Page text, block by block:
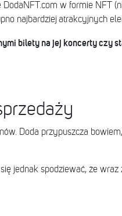
w formie NFT
najbardziej atrakcyjnych
bilety na jej koncerty czy
Doda przypuszcza bowiem,
jednak spodziewać, że wraz